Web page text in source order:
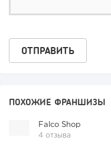
ПОХОЖИЕ ФРАНШИЗЫ
Falco Shop
4 отзыва